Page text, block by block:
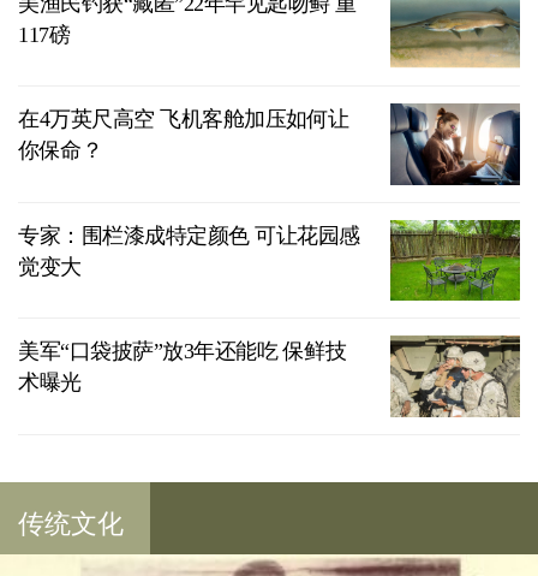
117磅
在4万英尺高空 飞机客舱加压如何让
你保命？
专家：围栏漆成特定颜色 可让花园感
觉变大
美军“口袋披萨”放3年还能吃 保鲜技
术曝光
传统文化